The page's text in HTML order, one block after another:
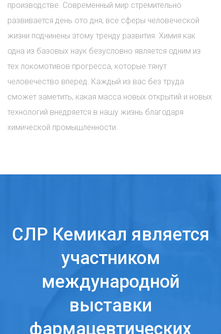
производстве. Современный мир стремительно
развивается день ото дня, все сферы человеческой
жизни подчинены этому тренду развития. Химия как
одна из базовых наук безусловно является одним из
тех локомотивов прогресса, которые тянут
человечество вперед. Каждый из вас без труда
сможет заметить, какая масса новых открытий и новых
технологий внедряется в нашу жизнь благодаря
химической промышленности.
СЛР Кемикал является
участником
международной
выставки
фармацевтических